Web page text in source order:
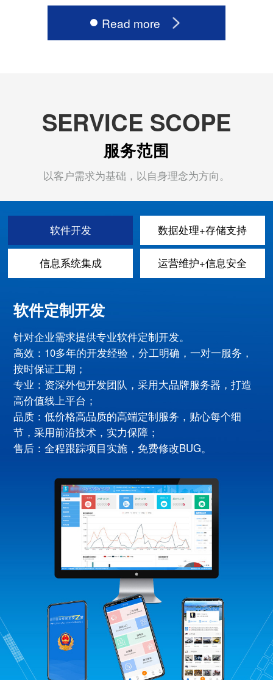
Read more
SERVICE SCOPE
服务范围
以客户需求为基础，以自身理念为方向。
软件开发 数据处理+存储支持
信息系统集成 运营维护+信息安全
软件定制开发
针对企业需求提供专业软件定制开发。
高效：10多年的开发经验，分工明确，一对一服务，
按时保证工期；
专业：资深外包开发团队，采用大品牌服务器，打造
高价值线上平台；
品质：低价格高品质的高端定制服务，贴心每个细
节，采用前沿技术，实力保障；
售后：全程跟踪项目实施，免费修改BUG。